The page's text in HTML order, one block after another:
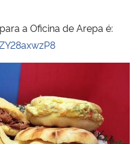
a Oficina de Arepa é: